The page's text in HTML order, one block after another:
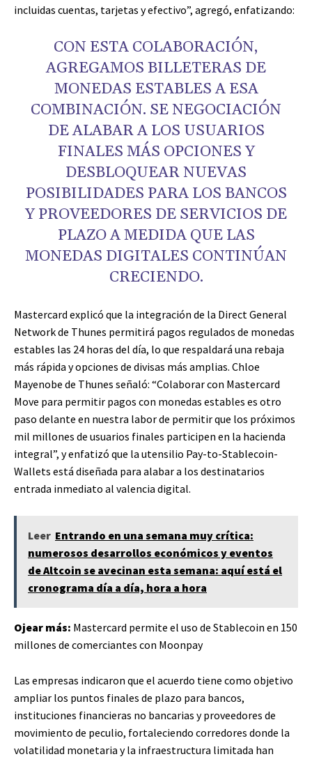
incluidas cuentas, tarjetas y efectivo”, agregó, enfatizando:
CON ESTA COLABORACIÓN,
AGREGAMOS BILLETERAS DE
MONEDAS ESTABLES A ESA
COMBINACIÓN. SE NEGOCIACIÓN
DE ALABAR A LOS USUARIOS
FINALES MÁS OPCIONES Y
DESBLOQUEAR NUEVAS
POSIBILIDADES PARA LOS BANCOS
Y PROVEEDORES DE SERVICIOS DE
PLAZO A MEDIDA QUE LAS
MONEDAS DIGITALES CONTINÚAN
CRECIENDO.
Mastercard explicó que la integración de la Direct General
Network de Thunes permitirá pagos regulados de monedas
estables las 24 horas del día, lo que respaldará una rebaja
más rápida y opciones de divisas más amplias. Chloe
Mayenobe de Thunes señaló: “Colaborar con Mastercard
Move para permitir pagos con monedas estables es otro
paso delante en nuestra labor de permitir que los próximos
mil millones de usuarios finales participen en la hacienda
integral”, y enfatizó que la utensilio Pay-to-Stablecoin-
Wallets está diseñada para alabar a los destinatarios
entrada inmediato al valencia digital.
Leer Entrando en una semana muy crítica:
numerosos desarrollos económicos y eventos
de Altcoin se avecinan esta semana: aquí está el
cronograma día a día, hora a hora
Ojear más: Mastercard permite el uso de Stablecoin en 150
millones de comerciantes con Moonpay
Las empresas indicaron que el acuerdo tiene como objetivo
ampliar los puntos finales de plazo para bancos,
instituciones financieras no bancarias y proveedores de
movimiento de peculio, fortaleciendo corredores donde la
volatilidad monetaria y la infraestructura limitada han